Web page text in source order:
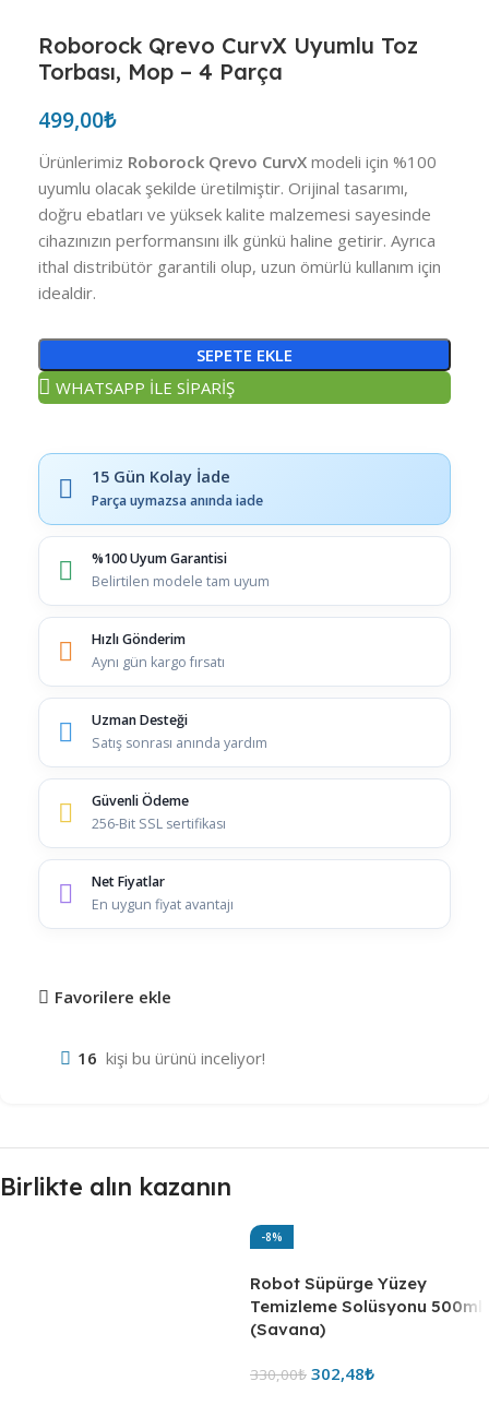
Roborock Qrevo CurvX Uyumlu Toz
Torbası, Mop – 4 Parça
499,00₺
Ürünlerimiz Roborock Qrevo CurvX modeli için %100
uyumlu olacak şekilde üretilmiştir. Orijinal tasarımı,
doğru ebatları ve yüksek kalite malzemesi sayesinde
cihazınızın performansını ilk günkü haline getirir. Ayrıca
ithal distribütör garantili olup, uzun ömürlü kullanım için
idealdir.
SEPETE EKLE
WHATSAPP İLE SİPARİŞ
15 Gün Kolay İade
Parça uymazsa anında iade
%100 Uyum Garantisi
Belirtilen modele tam uyum
Hızlı Gönderim
Aynı gün kargo fırsatı
Uzman Desteği
Satış sonrası anında yardım
Güvenli Ödeme
256-Bit SSL sertifikası
Net Fiyatlar
En uygun fiyat avantajı
Favorilere ekle
16 kişi bu ürünü inceliyor!
Birlikte alın kazanın
-8%
Robot Süpürge Yüzey
Temizleme Solüsyonu 500ml
(Savana)
330,00₺ 302,48₺